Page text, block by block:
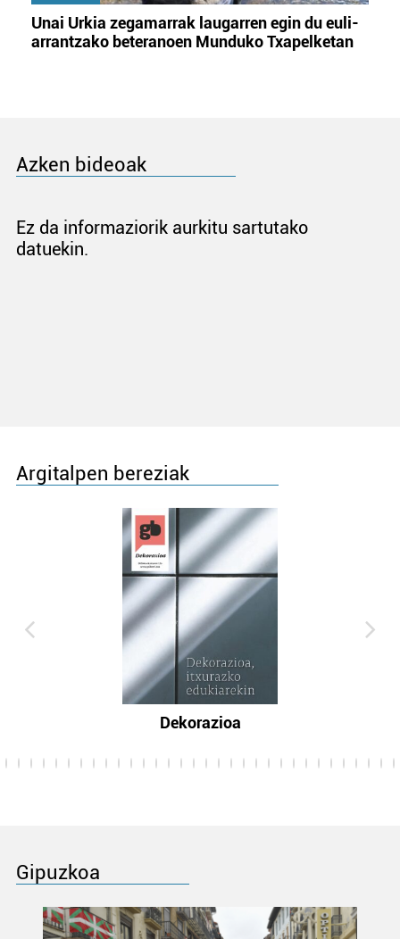
Unai Urkia zegamarrak laugarren egin du euli-
arrantzako beteranoen Munduko Txapelketan
Azken bideoak
Ez da informaziorik aurkitu sartutako
datuekin.
Argitalpen bereziak
Dekorazioa
Gipuzkoa